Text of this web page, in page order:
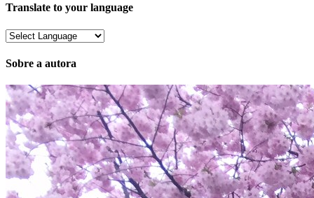
Translate to your language
Sobre a autora